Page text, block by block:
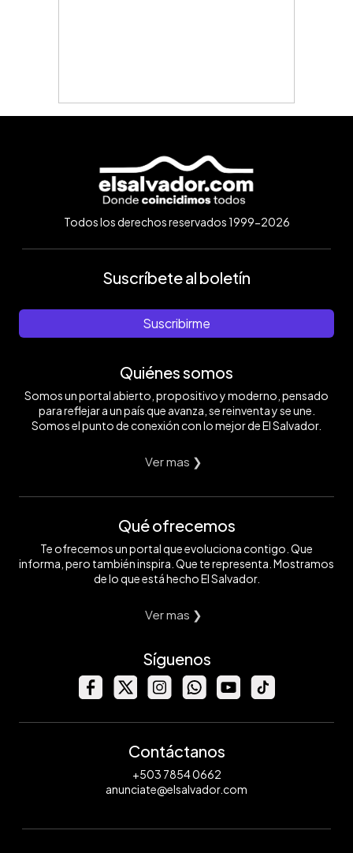
Todos los derechos reservados 1999-2026
Suscríbete al boletín
Suscribirme
Quiénes somos
Somos un portal abierto, propositivo y moderno, pensado
para reflejar a un país que avanza, se reinventa y se une.
Somos el punto de conexión con lo mejor de El Salvador.
Ver mas ❯
Qué ofrecemos
Te ofrecemos un portal que evoluciona contigo. Que
informa, pero también inspira. Que te representa. Mostramos
de lo que está hecho El Salvador.
Ver mas ❯
Síguenos
Contáctanos
+503 7854 0662
anunciate@elsalvador.com